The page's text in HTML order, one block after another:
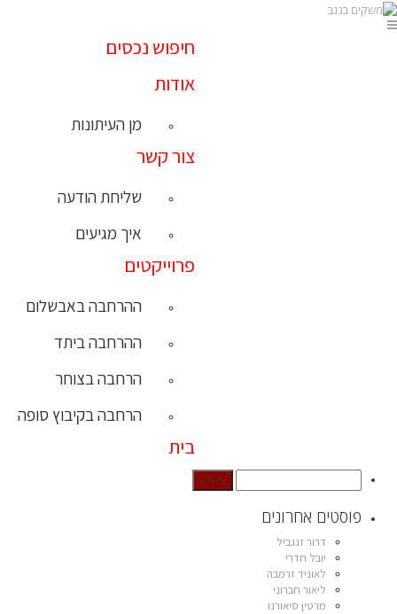
חיפוש נכסים
אודות
מן העיתונות
צור קשר
שליחת הודעה
איך מגיעים
פרוייקטים
ההרחבה באבשלום
ההרחבה ביתד
הרחבה בצוחר
הרחבה בקיבוץ סופה
בית
פוסטים אחרונים
דרור זנגביל
יובל חדרי
לאוניד זרמבה
ליאור חברוני
מרטין סיאורנו